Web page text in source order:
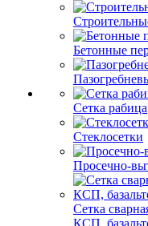
Бетонные
Сетка рабица
Стеклосетки
Просечно-
Сетка
КСП,